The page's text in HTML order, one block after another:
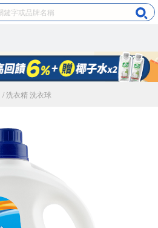
/ 洗衣精 洗衣球